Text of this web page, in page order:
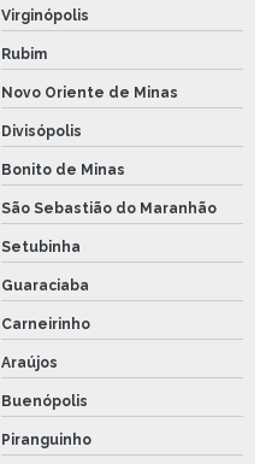
Virginópolis
Rubim
Novo Oriente de Minas
Divisópolis
Bonito de Minas
São Sebastião do Maranhão
Setubinha
Guaraciaba
Carneirinho
Araújos
Buenópolis
Piranguinho